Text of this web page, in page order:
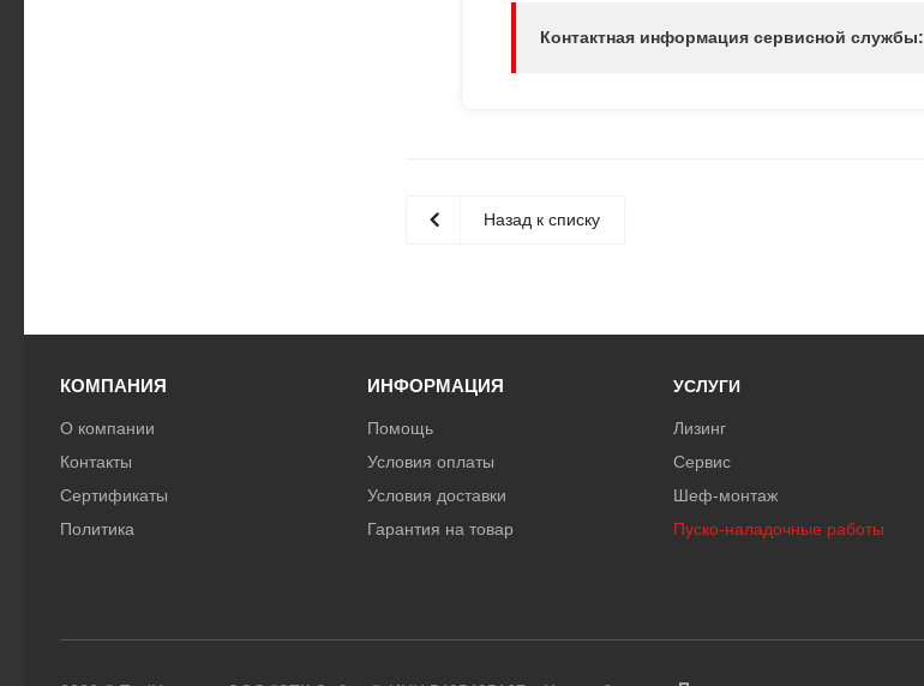
Контактная информация сервисной службы:
Назад к списку
КОМПАНИЯ
О компании
Контакты
Сертификаты
Политика
ИНФОРМАЦИЯ
Помощь
Условия оплаты
Условия доставки
Гарантия на товар
УСЛУГИ
Лизинг
Сервис
Шеф-монтаж
Пуско-наладочные работы